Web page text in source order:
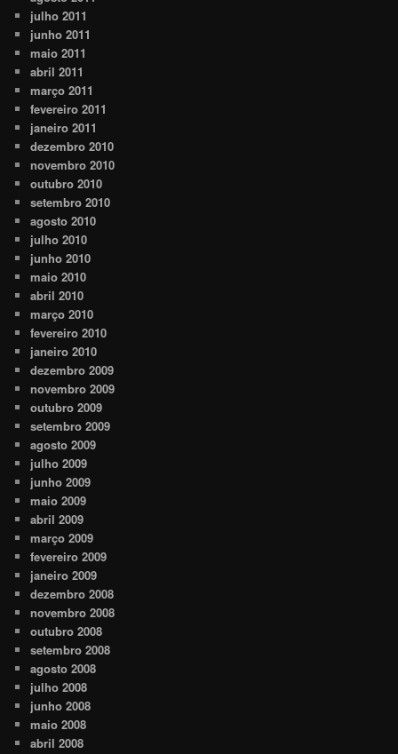
julho 2011
junho 2011
maio 2011
abril 2011
março 2011
fevereiro 2011
janeiro 2011
dezembro 2010
novembro 2010
outubro 2010
setembro 2010
agosto 2010
julho 2010
junho 2010
maio 2010
abril 2010
março 2010
fevereiro 2010
janeiro 2010
dezembro 2009
novembro 2009
outubro 2009
setembro 2009
agosto 2009
julho 2009
junho 2009
maio 2009
abril 2009
março 2009
fevereiro 2009
janeiro 2009
dezembro 2008
novembro 2008
outubro 2008
setembro 2008
agosto 2008
julho 2008
junho 2008
maio 2008
abril 2008